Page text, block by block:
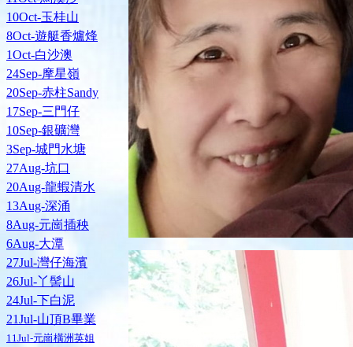
10Oct-玉桂山
8Oct-遊艇香爐烽
1Oct-白沙澳
24Sep-摩星嶺
20Sep-赤柱Sandy
17Sep-三門仔
10Sep-銀礦灣
3Sep-城門水塘
27Aug-坑口
20Aug-龍蝦清水
13Aug-深涌
8Aug-元崗插秧
6Aug-大潭
27Jul-灣仔海濱
26Jul-丫髻山
24Jul-下白泥
21Jul-山頂B畢業
11Jul-元崗橫洲英姐